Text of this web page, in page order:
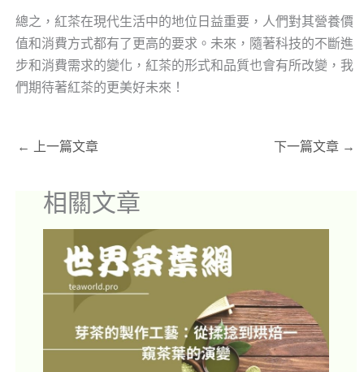
總之，紅茶在現代生活中的地位日益重要，人們對其營養價
值和消費方式都有了更高的要求。未來，隨著科技的不斷進
步和消費需求的變化，紅茶的形式和品質也會有所改變，我
們期待著紅茶的更美好未來！
← 上一篇文章 下一篇文章 →
相關文章